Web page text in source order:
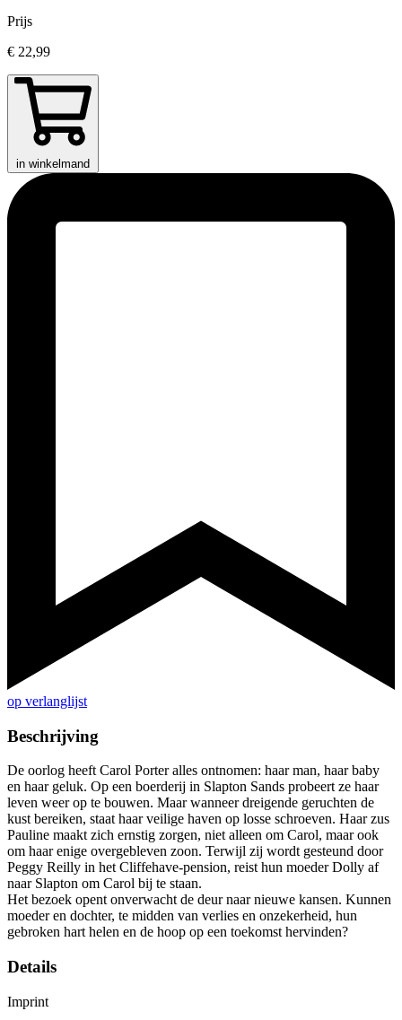
Prijs
€ 22,99
in winkelmand
op verlanglijst
Beschrijving
De oorlog heeft Carol Porter alles ontnomen: haar man, haar baby
en haar geluk. Op een boerderij in Slapton Sands probeert ze haar
leven weer op te bouwen. Maar wanneer dreigende geruchten de
kust bereiken, staat haar veilige haven op losse schroeven. Haar zus
Pauline maakt zich ernstig zorgen, niet alleen om Carol, maar ook
om haar enige overgebleven zoon. Terwijl zij wordt gesteund door
Peggy Reilly in het Cliffehave-pension, reist hun moeder Dolly af
naar Slapton om Carol bij te staan.
Het bezoek opent onverwacht de deur naar nieuwe kansen. Kunnen
moeder en dochter, te midden van verlies en onzekerheid, hun
gebroken hart helen en de hoop op een toekomst hervinden?
Details
Imprint